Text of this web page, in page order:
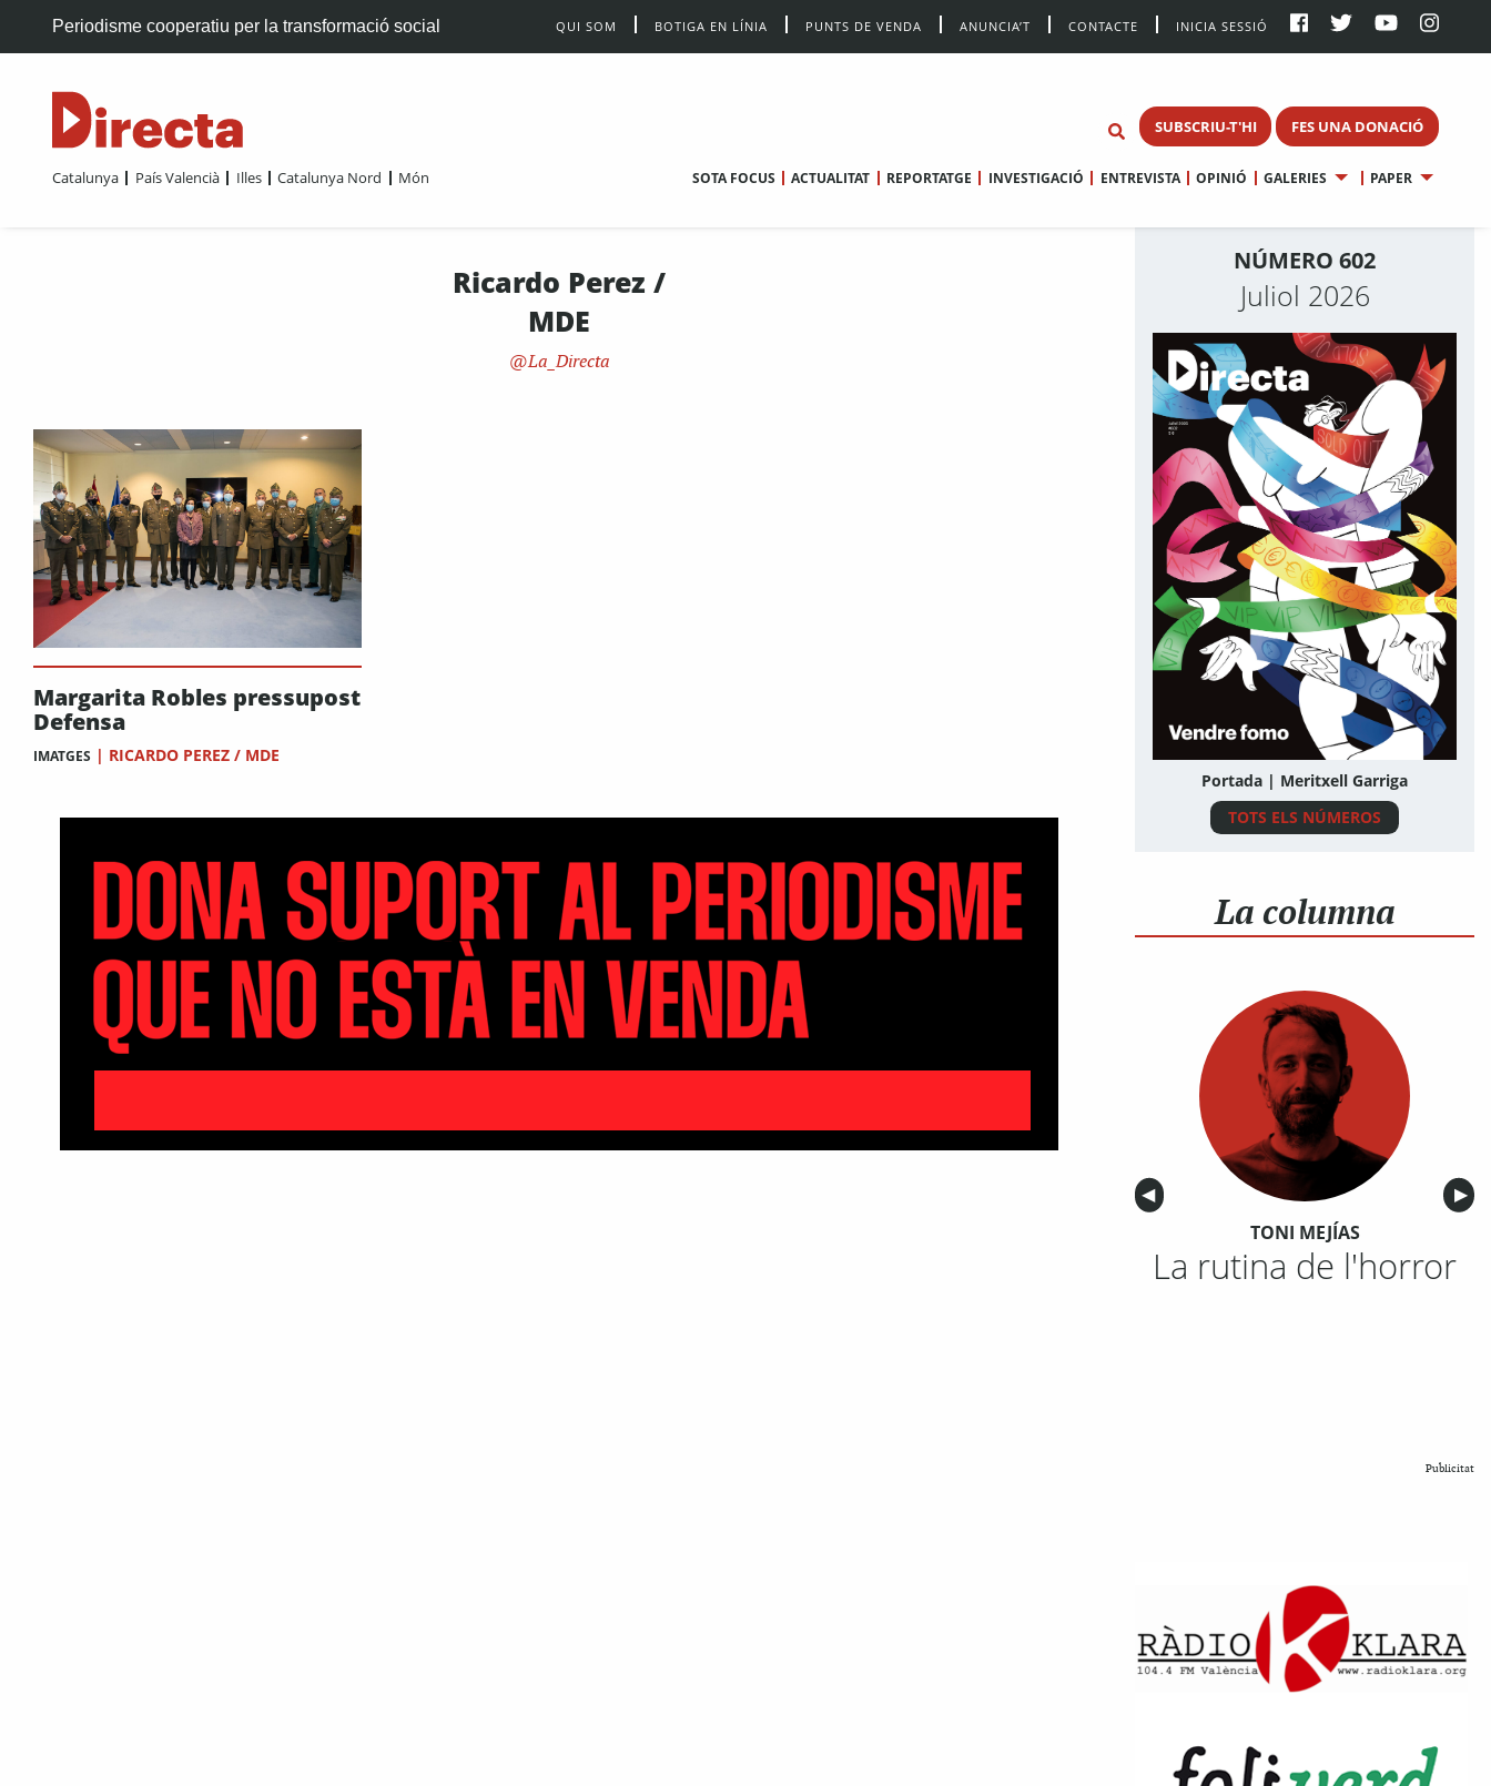
Periodisme cooperatiu per la transformació social QUI SOM BOTIGA EN LÍNIA PUNTS DE VENDA ANUNCIA’T CONTACTE INICIA SESSIÓ
SUBSCRIU-T'HI FES UNA DONACIÓ
Catalunya País Valencià Illes Catalunya Nord Món SOTA FOCUS ACTUALITAT REPORTATGE INVESTIGACIÓ ENTREVISTA OPINIÓ GALERIES PAPER
Ricardo Perez /
MDE
La_Directa
Margarita Robles pressupost
Defensa
IMATGES | RICARDO PEREZ / MDE
NÚMERO 602
Juliol 2026
Portada | Meritxell Garriga
TOTS ELS NÚMEROS
La columna
Anterior
◀︎ ▶︎
TONI MEJÍAS
La rutina de l'horror
Publicitat